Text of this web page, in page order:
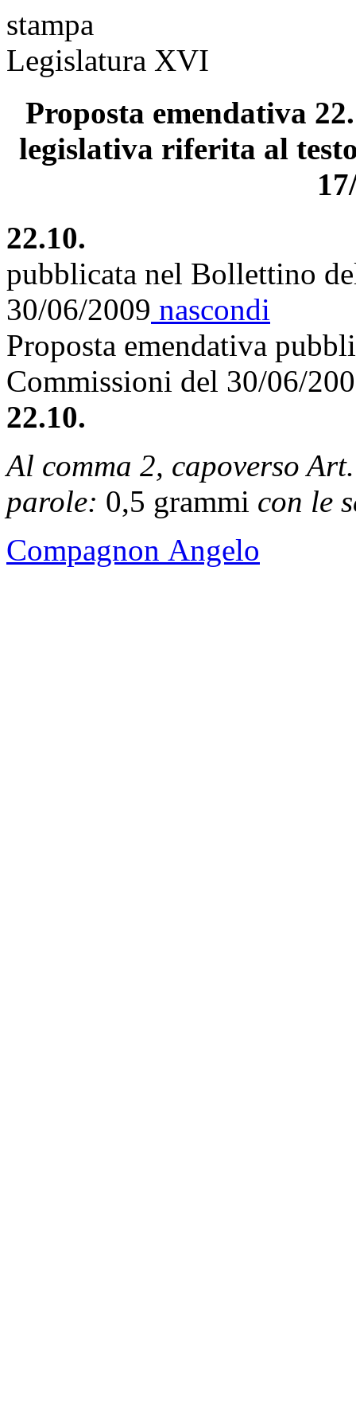
stampa
Legislatura XVI
Proposta emendativa
legislativa riferita al
22.10.
pubblicata nel Bollettino
30/06/2009 nascondi
Proposta emendativa
Commissioni del 30/06/
22.10.
Al comma 2, capoverso
parole: 0,5 grammi con le
Compagnon Angelo